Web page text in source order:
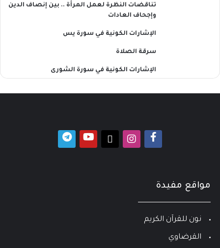
تناقضات النظرة لعمل المرأة .. بين إنصاف الدين
وإجحاف العادات
الإشارات الكونية في سورة يس
سرقة الصلاة
الإشارات الكونية في سورة الشورى
مواقع مفيدة
نون للقرآن الكريم
القرضاوي